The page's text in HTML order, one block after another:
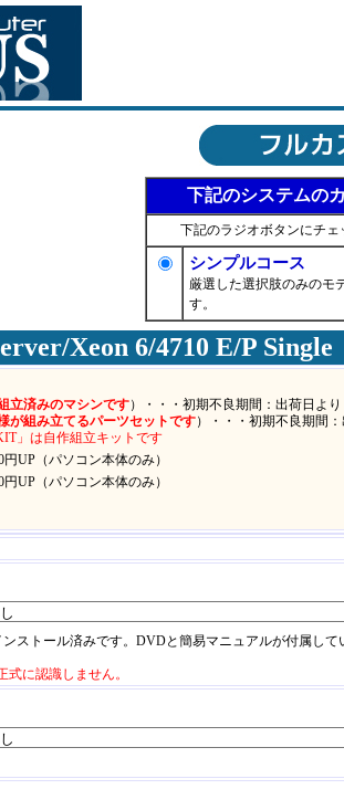
下記のシステムの
下記のラジオボタンにチェ
シンプルコース
厳選した選択肢のみのモ
す。
Xeon 6/4710 E/P Single
立済みのマシンです）・・・初期不良期間：出荷日よ
が組み立てるパーツセットです）・・・初期不良期間
」は自作組立キットです
UP（パソコン本体のみ）
UP（パソコン本体のみ）
ストール済みです。DVDと簡易マニュアルが付属し
に認識しません。